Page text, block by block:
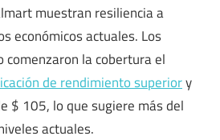
muestran resiliencia a
económicos actuales. Los
comenzaron la cobertura el
de rendimiento superiory
$ 105, lo que sugiere más del
actuales.